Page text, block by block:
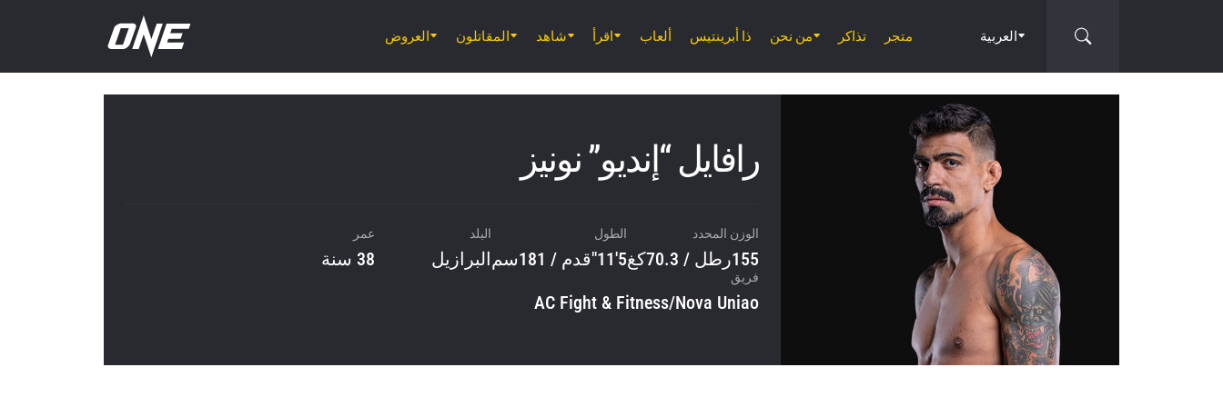
العروض المقاتلون شاهد اقرأ ألعاب ذا أبرينتيس من نحن تذاكر متجر العربية
رافايل “إنديو” نونيز
الوزن المحدد
155رطل / 70.3كغ
الطول
5'11"قدم / 181سم
البلد
البرازيل
عمر
38 سنة
فريق
AC Fight & Fitness/Nova Uniao